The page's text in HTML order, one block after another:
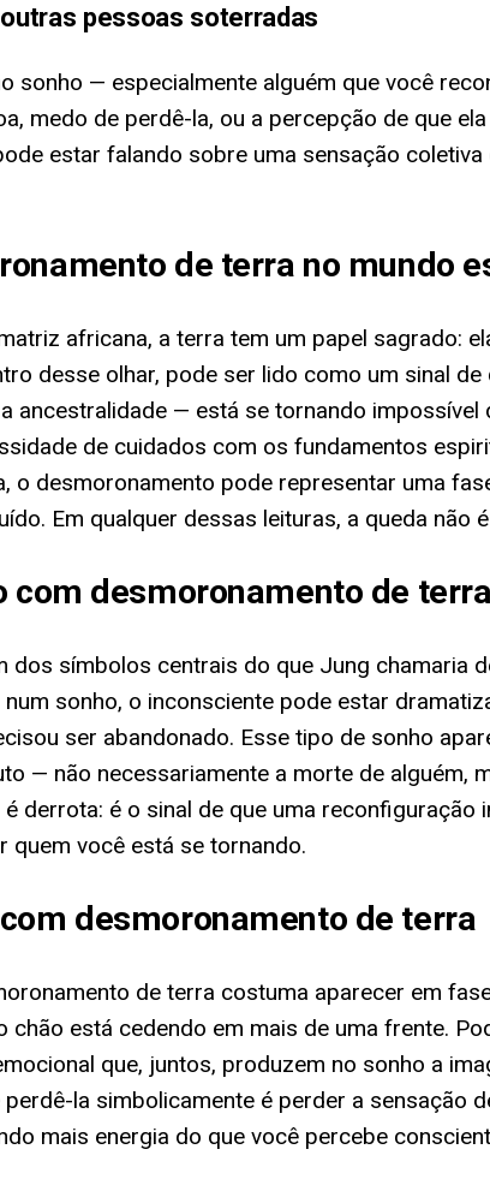
pessoas soterradas
sonho — especialmente alguém que você
medo de perdê-la, ou a percepção de que
estar falando sobre uma sensação
de terra no mundo
africana, a terra tem um papel sagrado:
desse olhar, pode ser lido como um sinal
ancestralidade — está se tornando
de cuidados com os fundamentos
o desmoronamento pode representar uma
Em qualquer dessas leituras, a queda não
desmoronamento de terra
dos símbolos centrais do que Jung chamaria
sonho, o inconsciente pode estar
ser abandonado. Esse tipo de sonho
— não necessariamente a morte de alguém,
derrota: é o sinal de que uma
quem você está se tornando.
desmoronamento de terra
de terra costuma aparecer em
chão está cedendo em mais de uma frente.
que, juntos, produzem no sonho a
la simbolicamente é perder a sensação
mais energia do que você percebe